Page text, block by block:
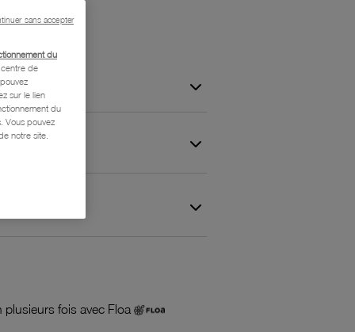
fois avec Floa
du
de
sur le lien
du
Vous pouvez
notre site.
sans accepter